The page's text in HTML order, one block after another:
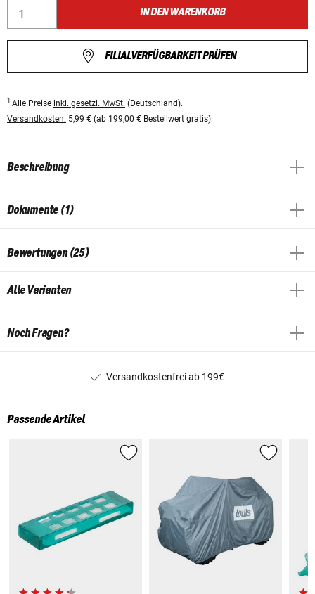
IN DEN WARENKORB
FILIALVERFÜGBARKEIT PRÜFEN
1 Alle Preise inkl. gesetzl. MwSt. (Deutschland).
Versandkosten: 5,99 € (ab 199,00 € Bestellwert gratis).
Beschreibung
Dokumente (1)
Bewertungen (25)
Alle Varianten
Noch Fragen?
Versandkostenfrei ab 199€
Passende Artikel